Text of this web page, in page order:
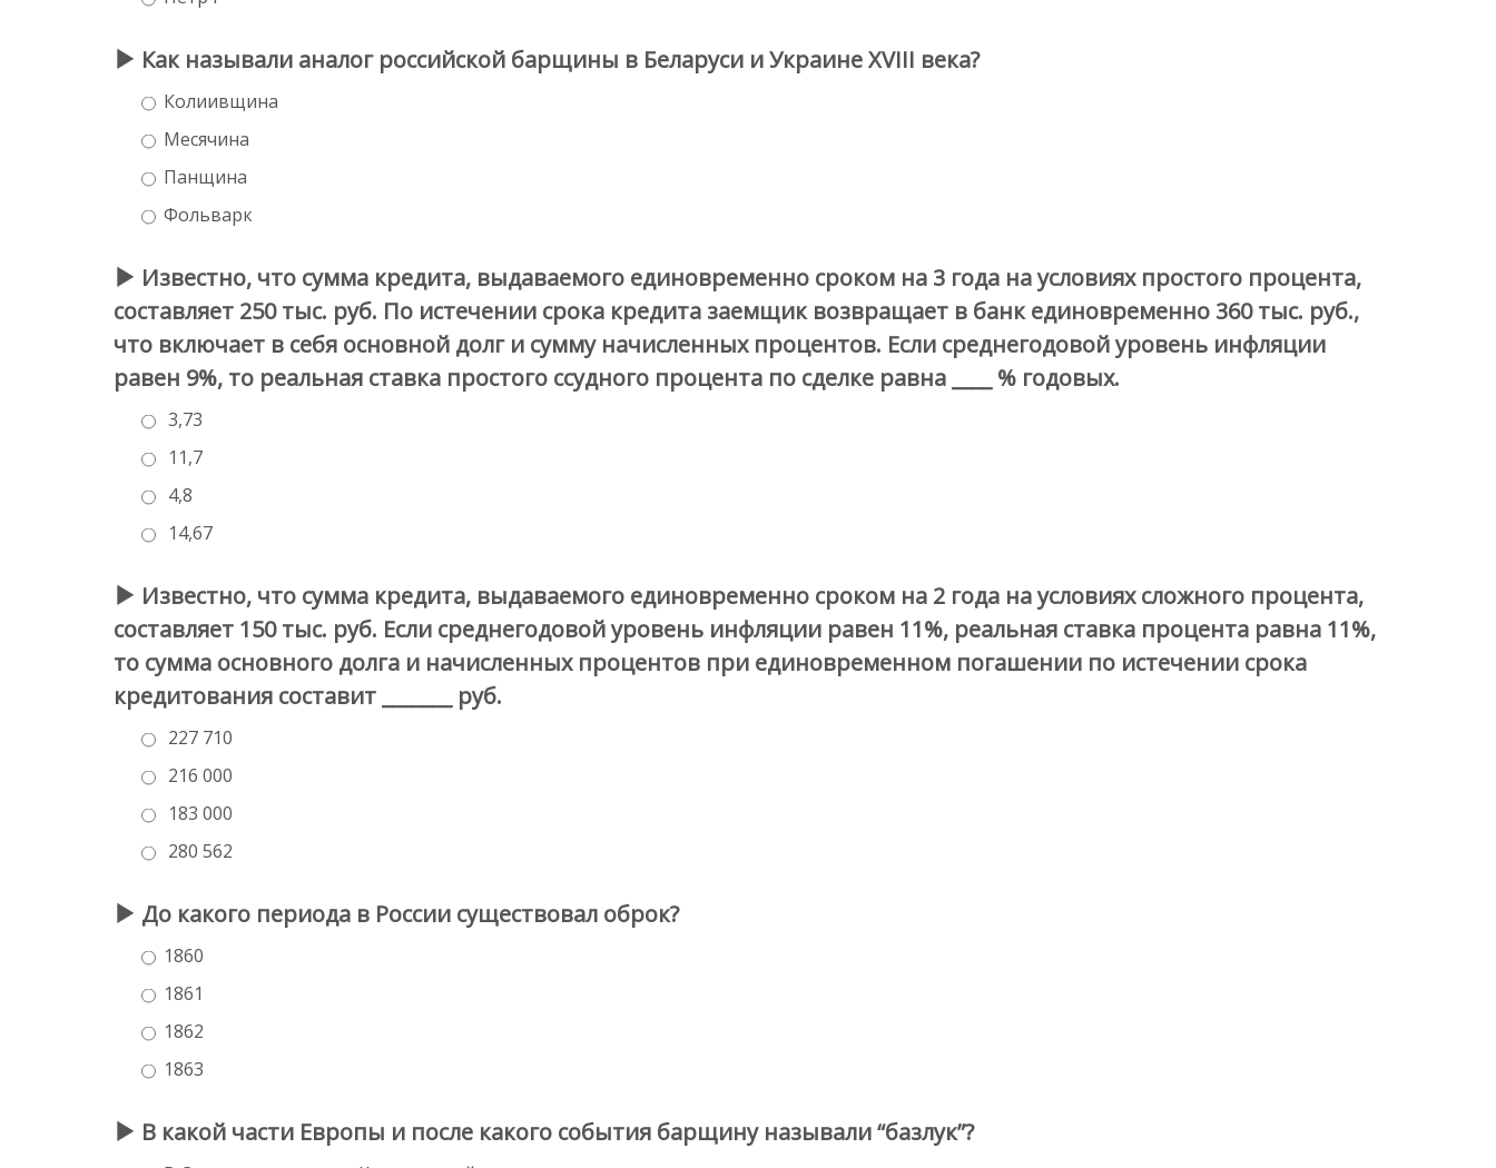
Как называли аналог российской барщины в Беларуси и Украине XVIII века?
Колиивщина
Месячина
Панщина
Фольварк
Известно, что сумма кредита, выдаваемого единовременно сроком на 3 года на условиях простого процента,
составляет 250 тыс. руб. По истечении срока кредита заемщик возвращает в банк единовременно 360 тыс. руб.,
что включает в себя основной долг и сумму начисленных процентов. Если среднегодовой уровень инфляции
равен 9%, то реальная ставка простого ссудного процента по сделке равна ____ % годовых.
3,73
11,7
4,8
14,67
Известно, что сумма кредита, выдаваемого единовременно сроком на 2 года на условиях сложного процента,
составляет 150 тыс. руб. Если среднегодовой уровень инфляции равен 11%, реальная ставка процента равна 11%,
то сумма основного долга и начисленных процентов при единовременном погашении по истечении срока
кредитования составит _______ руб.
227 710
216 000
183 000
280 562
До какого периода в России существовал оброк?
1860
1861
1862
1863
В какой части Европы и после какого события барщину называли “базлук”?